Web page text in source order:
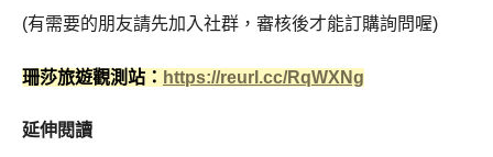
(有需要的朋友請先加入社群，審核後才能訂購詢問喔)
珊莎旅遊觀測站： https://reurl.cc/RqWXNg
延伸閱讀